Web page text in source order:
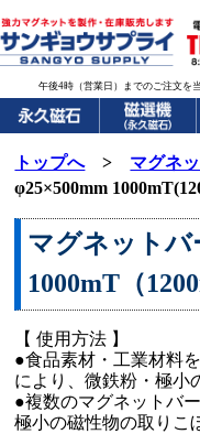
午後4時（営業日）までのご注文を当
トップへ> マグネ
φ25×500mm
マグネットバ
1000mT（
【 使用方法 】
●食品素材・工業材料
により、微鉄粉・極小
●複数のマグネットバ
極小の磁性物の取りこ